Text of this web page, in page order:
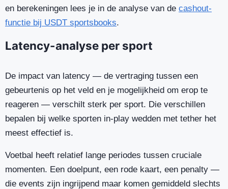
en berekeningen lees je in de analyse van de cashout-
functie bij USDT sportsbooks.
Latency-analyse per sport
De impact van latency — de vertraging tussen een
gebeurtenis op het veld en je mogelijkheid om erop te
reageren — verschilt sterk per sport. Die verschillen
bepalen bij welke sporten in-play wedden met tether het
meest effectief is.
Voetbal heeft relatief lange periodes tussen cruciale
momenten. Een doelpunt, een rode kaart, een penalty —
die events zijn ingrijpend maar komen gemiddeld slechts